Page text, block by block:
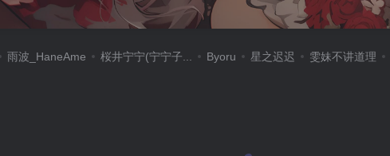
雨波_HaneAme 桜井宁宁(宁宁子... Byoru 星之迟迟 雯妹不讲道理